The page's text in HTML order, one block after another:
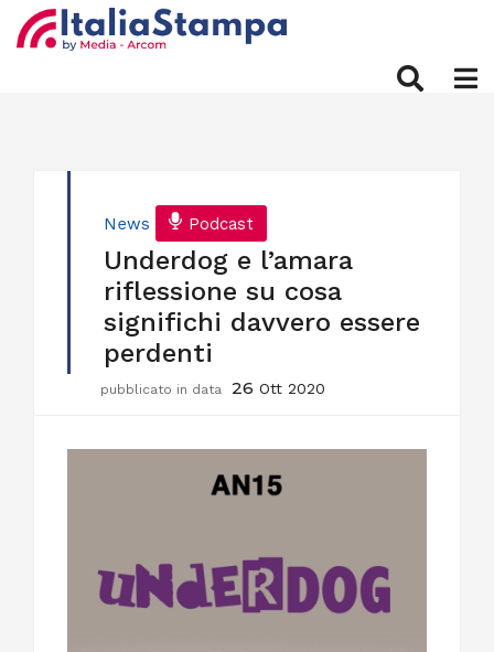
News Podcast
Underdog e l’amara
riflessione su cosa
significhi davvero essere
perdenti
pubblicato in data 26 Ott 2020